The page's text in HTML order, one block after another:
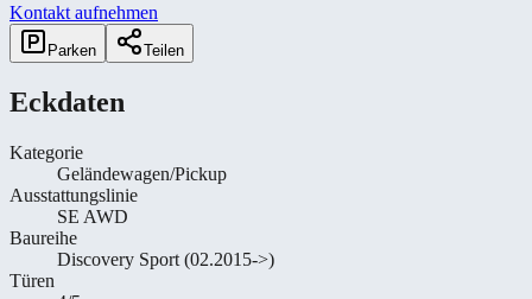
Kontakt aufnehmen
Parken Teilen
Eckdaten
Kategorie
Geländewagen/Pickup
Ausstattungslinie
SE AWD
Baureihe
Discovery Sport (02.2015->)
Türen